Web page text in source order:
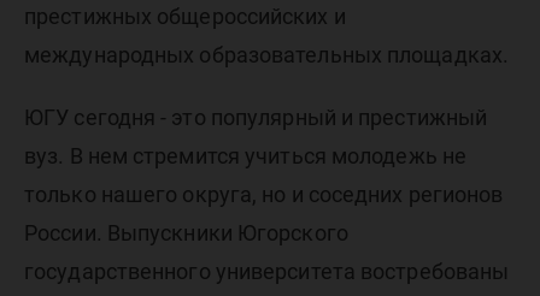
престижных общероссийских и
международных образовательных площадках.
ЮГУ сегодня - это популярный и престижный
вуз. В нем стремится учиться молодежь не
только нашего округа, но и соседних регионов
России. Выпускники Югорского
государственного университета востребованы